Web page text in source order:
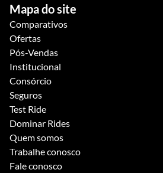
Mapa do site
Comparativos
Ofertas
Pós-Vendas
Institucional
Consórcio
Seguros
Test Ride
Dominar Rides
Quem somos
Trabalhe conosco
Fale conosco